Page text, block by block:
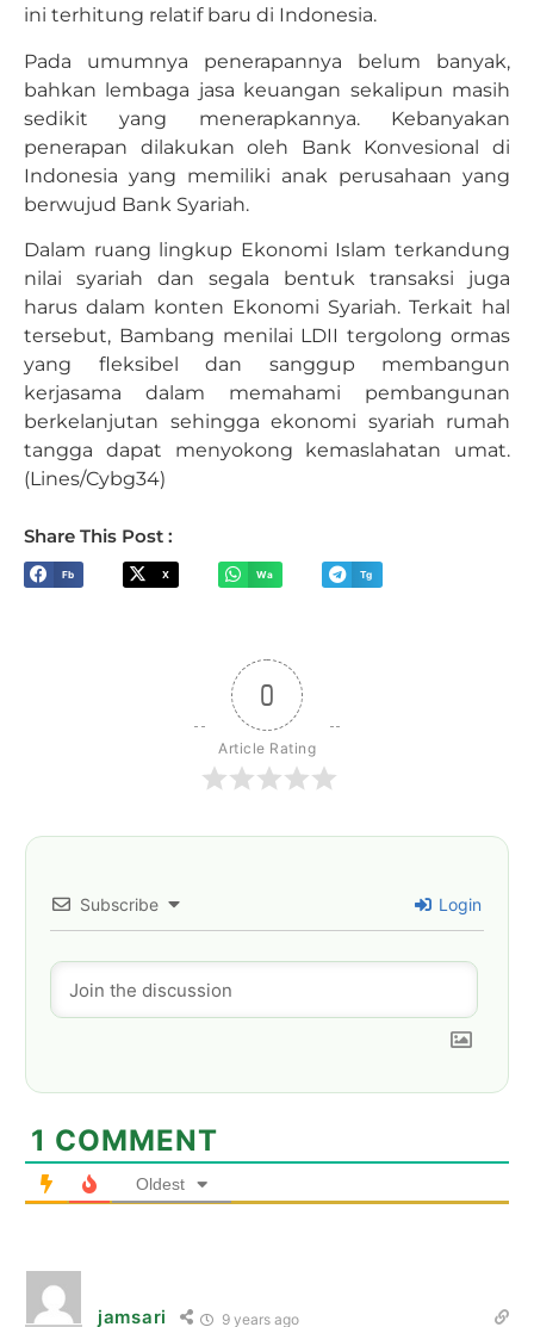
ini terhitung relatif baru di Indonesia.
Pada umumnya penerapannya belum banyak,
bahkan lembaga jasa keuangan sekalipun masih
sedikit yang menerapkannya. Kebanyakan
penerapan dilakukan oleh Bank Konvesional di
Indonesia yang memiliki anak perusahaan yang
berwujud Bank Syariah.
Dalam ruang lingkup Ekonomi Islam terkandung
nilai syariah dan segala bentuk transaksi juga
harus dalam konten Ekonomi Syariah. Terkait hal
tersebut, Bambang menilai LDII tergolong ormas
yang fleksibel dan sanggup membangun
kerjasama dalam memahami pembangunan
berkelanjutan sehingga ekonomi syariah rumah
tangga dapat menyokong kemaslahatan umat.
(Lines/Cybg34)
Share This Post :
Fb X Wa Tg
0
Article Rating
Subscribe Login
1 COMMENT
Oldest
jamsari 9 years ago